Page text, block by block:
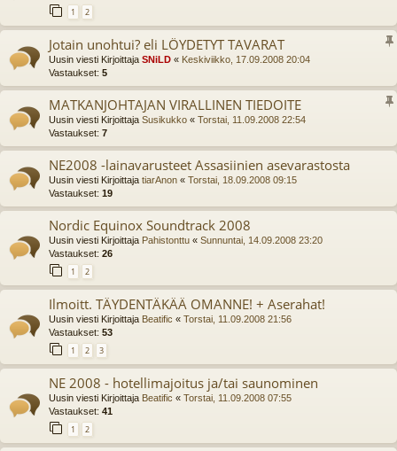
1 2
Jotain unohtui? eli LÖYDETYT TAVARAT
Uusin viesti Kirjoittaja SNiLD « Keskiviikko, 17.09.2008 20:04
Vastaukset: 5
MATKANJOHTAJAN VIRALLINEN TIEDOITE
Uusin viesti Kirjoittaja Susikukko « Torstai, 11.09.2008 22:54
Vastaukset: 7
NE2008 -lainavarusteet Assasiinien asevarastosta
Uusin viesti Kirjoittaja tiarAnon « Torstai, 18.09.2008 09:15
Vastaukset: 19
Nordic Equinox Soundtrack 2008
Uusin viesti Kirjoittaja Pahistonttu « Sunnuntai, 14.09.2008 23:20
Vastaukset: 26
1 2
Ilmoitt. TÄYDENTÄKÄÄ OMANNE! + Aserahat!
Uusin viesti Kirjoittaja Beatific « Torstai, 11.09.2008 21:56
Vastaukset: 53
1 2 3
NE 2008 - hotellimajoitus ja/tai saunominen
Uusin viesti Kirjoittaja Beatific « Torstai, 11.09.2008 07:55
Vastaukset: 41
1 2